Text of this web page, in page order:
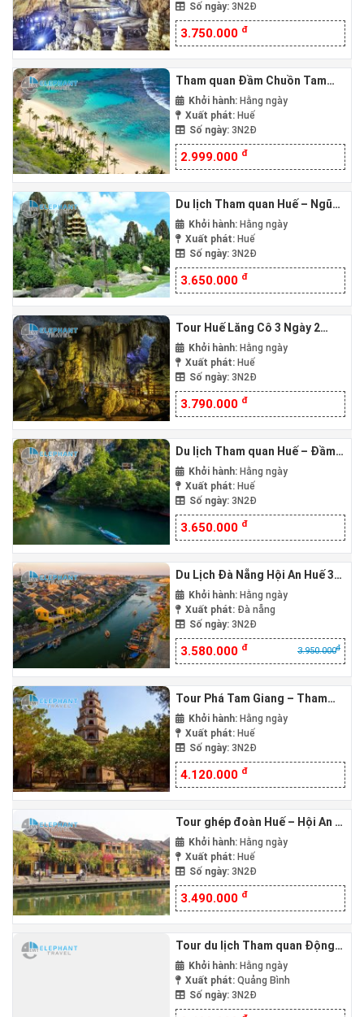
ĐêmSố ngày: 3N2Đ
3.750.000 đ
Tham quan Đầm Chuồn Tam
Giang – Ngũ Hành Sơn – Hội An
– Cù Lao Chàm 3N2Đ
Khởi hành: Hằng ngày
Xuất phát: Huế
Số ngày: 3N2Đ
2.999.000 đ
Du lịch Tham quan Huế – Ngũ
Hành Sơn – Hội An – Bà Nà Hills
3 ngày 2 đêm
Khởi hành: Hằng ngày
Xuất phát: Huế
Số ngày: 3N2Đ
3.650.000 đ
Tour Huế Lăng Cô 3 Ngày 2
Đêm đi Lập An – Thiên Đường
Khởi hành: Hằng ngày
Xuất phát: Huế
Số ngày: 3N2Đ
3.790.000 đ
Du lịch Tham quan Huế – Đầm
Chuồn Phá Tam Giang – Động
Phong Nha 3 Ngày 2 Đêm
Khởi hành: Hằng ngày
Xuất phát: Huế
Số ngày: 3N2Đ
3.650.000 đ
Du Lịch Đà Nẵng Hội An Huế 3
Ngày 2 Đêm
Khởi hành: Hằng ngày
Xuất phát: Đà nẵng
Số ngày: 3N2Đ
3.580.000 đ 3.950.000đ
Tour Phá Tam Giang – Tham
quan Huế – Bà Nà Hills 3N2Đ
Khởi hành: Hằng ngày
Xuất phát: Huế
Số ngày: 3N2Đ
4.120.000 đ
Tour ghép đoàn Huế – Hội An –
Bana – Thần Tài/ Tham quan
Huế 3 Ngày 2 Đêm
Khởi hành: Hằng ngày
Xuất phát: Huế
Số ngày: 3N2Đ
3.490.000 đ
Tour du lịch Tham quan Động
Phong Nha – Thiên Đường –
Địa Đạo Vĩnh Mốc – Cố Đô Huế
– Suối khoáng nóng Thanh Tân
3N2Đ
Khởi hành: Hằng ngày
Xuất phát: Quảng Bình
Số ngày: 3N2Đ